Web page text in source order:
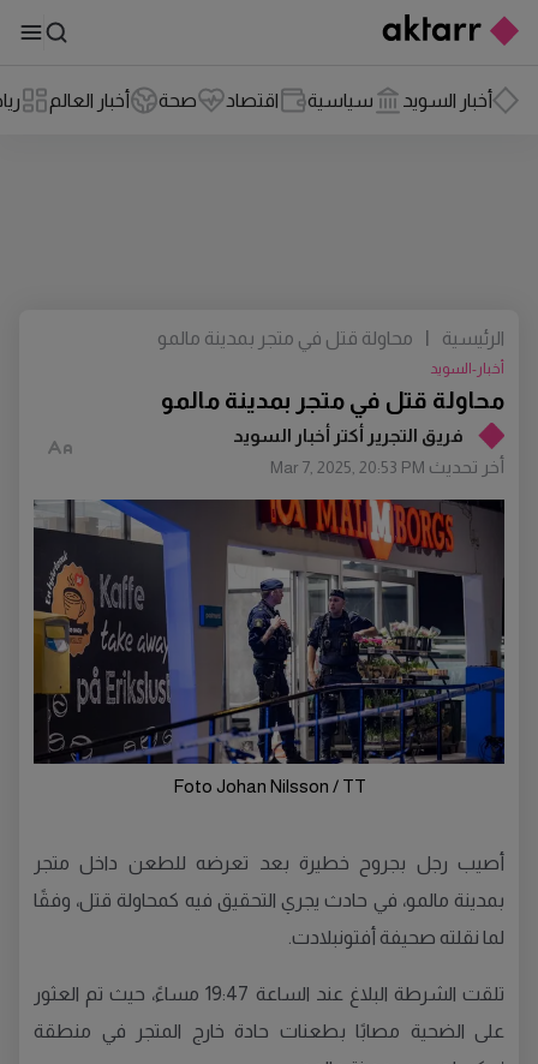
أخبار السويد سياسية اقتصاد صحة أخبار العالم
فريق التجرير أكتر أخبار السويد
أخر تحديث Mar 7, 2025, 20:53 PM
محاولة قتل في متجر بمدينة مالمو
أخبار-السويد
الرئيسية محاولة قتل في متجر بمدينة مالمو
Foto Johan Nilsson / TT
أصيب رجل بجروح خطيرة بعد تعرضه للطعن داخل متجر
بمدينة مالمو، في حادث يجري التحقيق فيه كمحاولة قتل، وفقًا
لما نقلته صحيفة أفتونبلادت.
تلقت الشرطة البلاغ عند الساعة 19:47 مساءً، حيث تم العثور
على الضحية مصابًا بطعنات حادة خارج المتجر في منطقة